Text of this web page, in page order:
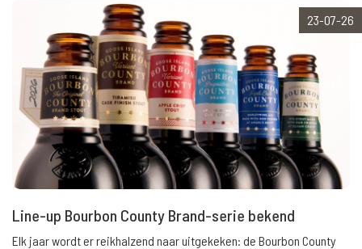
23-07-26
Line-up Bourbon County Brand-serie bekend
Elk jaar wordt er reikhalzend naar uitgekeken: de Bourbon County